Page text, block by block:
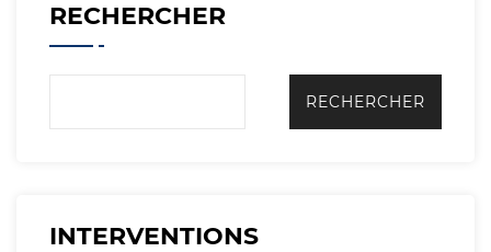
RECHERCHER
INTERVENTIONS